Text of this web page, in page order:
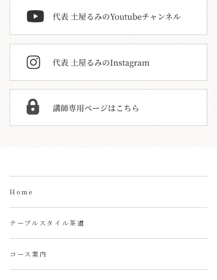
Home
テーブルスタイル茶道
コース案内